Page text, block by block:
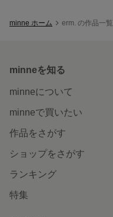
minne ホーム erm. の作品一覧
minneを知る
minneについて
minneで買いたい
作品をさがす
ショップをさがす
ランキング
特集